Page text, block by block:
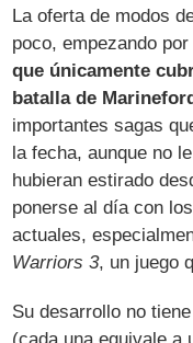
La oferta de modos
poco, empezando por
que únicamente
batalla de Marineford
importantes sagas
la fecha, aunque no
hubieran estirado
ponerse al día con
actuales,
Warriors 3, un juego
Su desarrollo no